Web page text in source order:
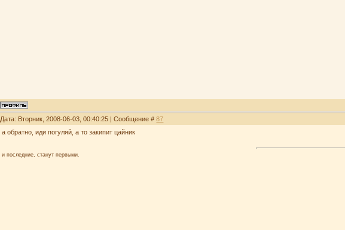
Дата: Вторник, 2008-06-03, 00:40:25 | Сообщение #87
а обратно, иди погуляй, а то закипит цайник
и последние, станут первыми.